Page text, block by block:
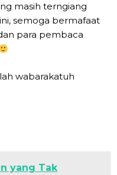
masih terngiang
semoga bermafaat
para pembaca
wabarakatuh
yang Tak